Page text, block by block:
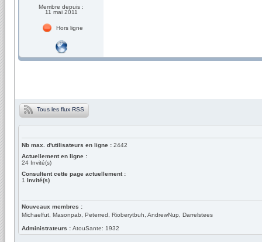
Membre depuis :
11 mai 2011
Hors ligne
Tous les flux RSS
Nb max. d'utilisateurs en ligne : 2442
Actuellement en ligne :
24 Invité(s)
Consultent cette page actuellement :
1
Invité(s)
Nouveaux membres :
Michaelfut, Masonpab, Peterred, Rioberytbuh, AndrewNup, Darrelstees
Administrateurs : AtouSante: 1932